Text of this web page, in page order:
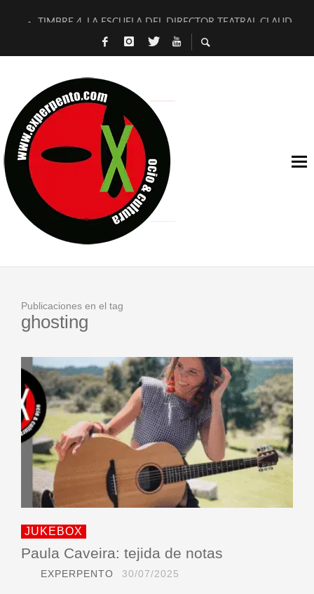
TIMBRE 4, LA ESCUELA DEL DIRECTOR TEATRAL CLAUDIO
30 AÑOS (NO ES NADA) DE LA KATARSIS DEL TOMATAZO
D’BALDOMEROS REINVENTAN [BITÁCORA 3.0] EN EXVITA
MARSHALL FLASH PRESENTA EN EXVITA [RELATIVA
JOFRE BARDAGÍ EN EXVITA INTERPRETANDO A SERRAT
YORCH PRESENTA [CURSO DE ARMONÍA PERSECUTORIA]
MAGALÍ SARE NOS EXPLICA [DESCASADA]
«NO TENGO PUTOS SUEÑOS»
Publicaciones en el tag
ghosting
JUKEBOX
Paula Caveira: tejida de notas
EXPERPENTO 30/07/2025